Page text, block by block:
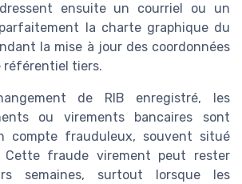
ensuite un courriel ou un
la charte graphique du
la mise à jour des coordonnées
référentiel tiers.
de RIB enregistré, les
ou virements bancaires sont
compte frauduleux, souvent situé
Cette fraude virement peut rester
semaines, surtout lorsque les